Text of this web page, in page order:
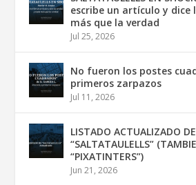
escribe un artículo y dice
más que la verdad
Jul 25, 2026
No fueron los postes
primeros zarpazos
Jul 11, 2026
LISTADO ACTUALIZADO DE
“SALTATAULELLS”
“PIXATINTERS”)
Jun 21, 2026